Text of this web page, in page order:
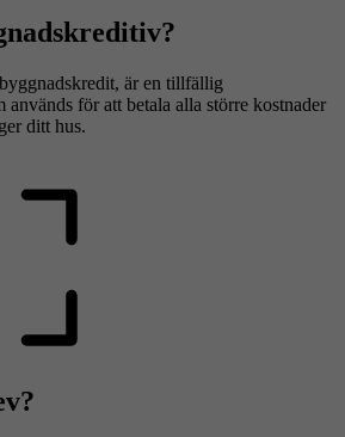
är en tillfällig
används för att betala alla större kostnader
ditt hus.